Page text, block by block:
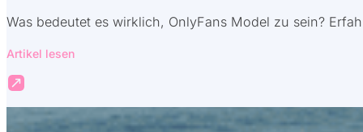
Was bedeutet es wirklich, OnlyFans Model zu sein?
Artikel lesen